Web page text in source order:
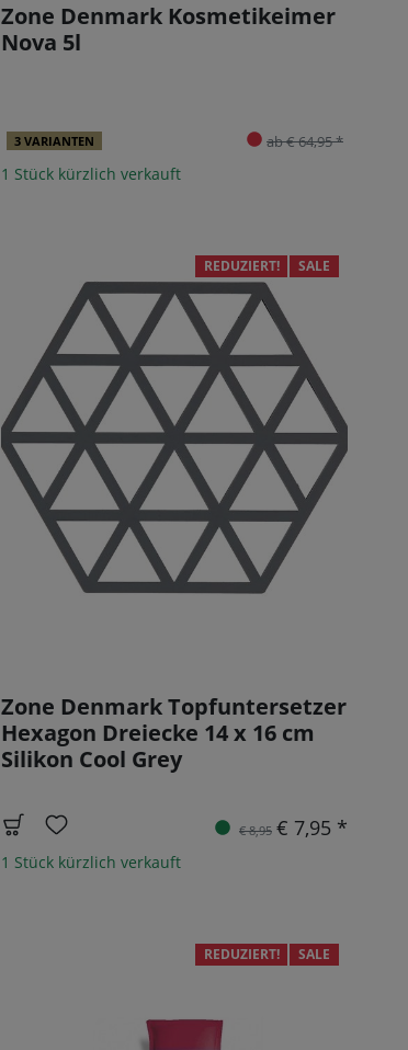
Zone Denmark Kosmetikeimer
Nova 5l
ab € 64,95 *
3 VARIANTEN
1 Stück kürzlich verkauft
REDUZIERT! SALE
Zone Denmark Topfuntersetzer
Hexagon Dreiecke 14 x 16 cm
Silikon Cool Grey
€ 8,95 € 7,95 *
1 Stück kürzlich verkauft
REDUZIERT! SALE